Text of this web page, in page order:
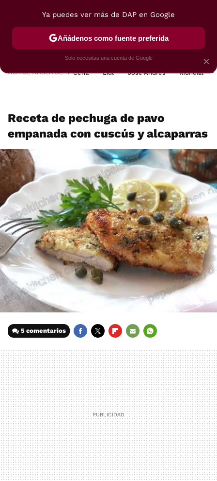
POSTRES VIAJES SELECCIÓN VEGUI
HOY SE HABLA DE Cena Lidl José Andrés Mundial
Receta de pechuga de pavo
empanada con cuscús y alcaparras
5 comentarios
MAIL
×
Ya puedes ver más de DAP en Google
Añádenos como fuente preferida
Solo necesitas una cuenta de Google